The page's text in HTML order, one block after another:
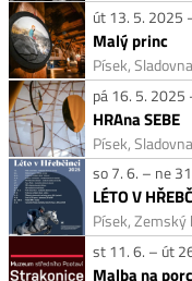
út 13. 5. 2025
Malý princ
Písek, Sladovna
pá 16. 5.
HRAna SEBE
Písek, Sladovna
so 7. 6. – ne
LÉTO V
Písek, Zemský
st 11. 6. – út
Malba na